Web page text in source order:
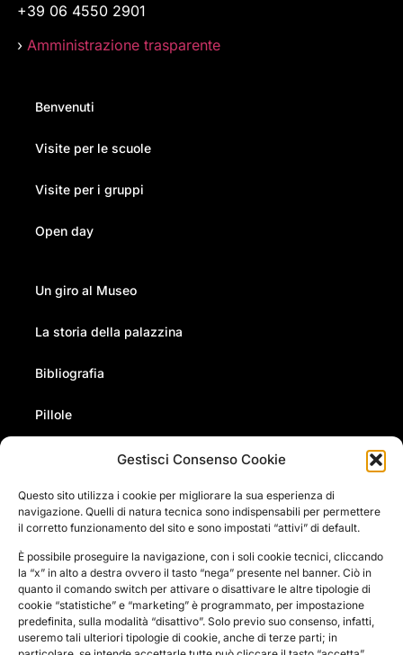
Gestisci Consenso Cookie
Questo sito utilizza i cookie per migliorare la sua esperienza di
navigazione. Quelli di natura tecnica sono indispensabili per permettere
il corretto funzionamento del sito e sono impostati “attivi” di default.
È possibile proseguire la navigazione, con i soli cookie tecnici, cliccando
la “x” in alto a destra ovvero il tasto “nega” presente nel banner. Ciò in
quanto il comando switch per attivare o disattivare le altre tipologie di
cookie “statistiche” e “marketing” è programmato, per impostazione
predefinita, sulla modalità “disattivo”. Solo previo suo consenso, infatti,
useremo tali ulteriori tipologie di cookie, anche di terze parti; in
+39 06 4550 2901
› Amministrazione trasparente
Benvenuti
Visite per le scuole
Visite per i gruppi
Open day
Un giro al Museo
La storia della palazzina
Bibliografia
Pillole
Newsletter
Contatti
Pressroom